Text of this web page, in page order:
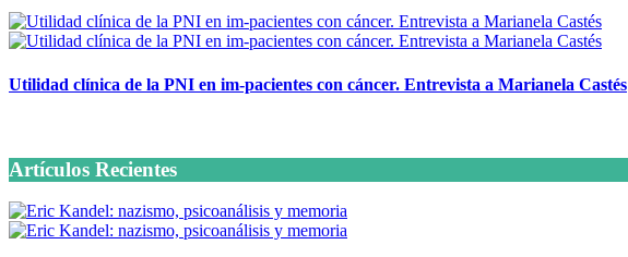
Utilidad clínica de la PNI en im-pacientes con cáncer. Entrevista a Marianela Castés
Artículos Recientes